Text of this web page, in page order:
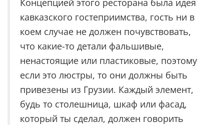
Концепцией этого ресторана была идея
кавказского гостеприимства, гость ни в
коем случае не должен почувствовать,
что какие-то детали фальшивые,
ненастоящие или пластиковые, поэтому
если это люстры, то они должны быть
привезены из Грузии. Каждый элемент,
будь то столешница, шкаф или фасад,
который ты сделал, должен говорить